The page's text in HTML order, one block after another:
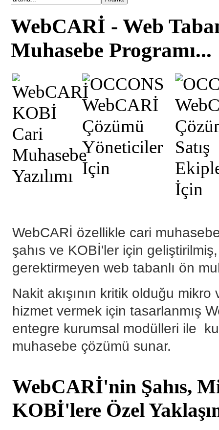
WebCARİ - Web
Muhasebe Programı...
WebCARİ özellikle cari
şahıs ve KOBİ'ler için
gerektirmeyen web tabanlı ön
Nakit akışının kritik olduğu
hizmet vermek için tasarlanmış
entegre kurumsal modülleri ile
muhasebe çözümü sunar.
WebCARİ'nin Şahıs,
KOBİ'lere Özel